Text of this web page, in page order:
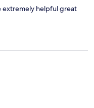
extremely helpful great